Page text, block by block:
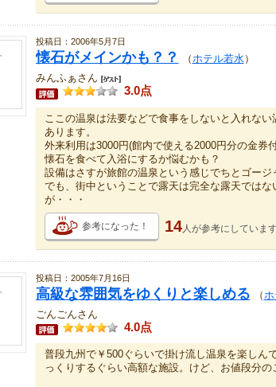
投稿日：2006年5月7日
懐石がメインかも？？ （ホテル若水）
みんふぁさん
3.0点
ここの温泉は法要などで食事をしないと入れな
あります。
外来利用は3000円(館内で使える2000円分の金券
懐石を食べて入浴にするか悩むかも？
設備はさすが旅館の温泉という感じでちとゴージ
でも、街中ということで露天は完全な露天ではな
が・・・
参考になった！ 14人が参考にしていま
投稿日：2005年7月16日
高級な雰囲気をゆくりと楽しめる （
ごんごんさん
4.0点
普段九州で￥500ぐらいで掛け流し温泉を楽しん
っくりするぐらい高額な施設。けど、お値段分の